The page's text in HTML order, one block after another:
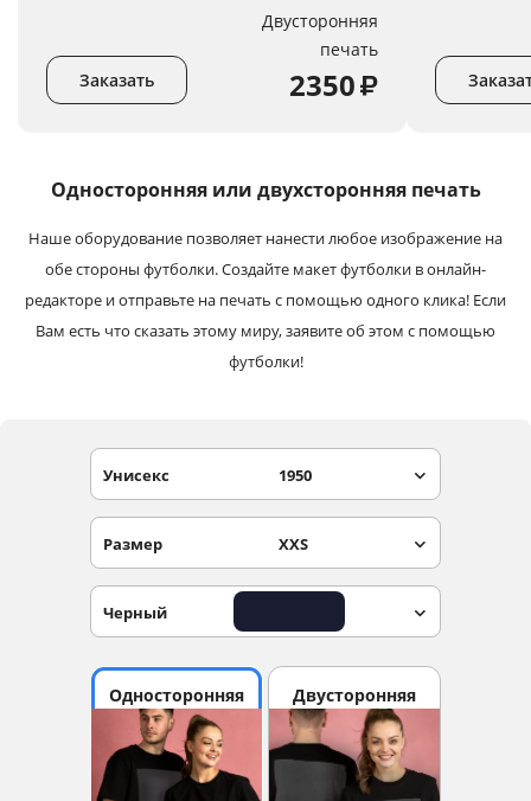
Заказать
Двусторонняя
печать
2350₽
Односторонняя или двухсторонняя печать
Наше оборудование позволяет нанести любое изображение на
обе стороны футболки. Создайте макет футболки в онлайн-
редакторе и отправьте на печать с помощью одного клика! Если
Вам есть что сказать этому миру, заявите об этом с помощью
футболки!
Унисекс 1950
Размер XXS
Черный
Односторонняя Двусторонняя